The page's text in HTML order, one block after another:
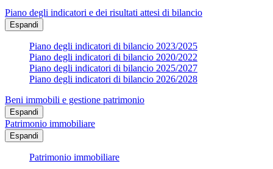
Piano degli indicatori e dei risultati attesi di bilancio
Espandi
Piano degli indicatori di bilancio 2023/2025
Piano degli indicatori di bilancio 2020/2022
Piano degli indicatori di bilancio 2025/2027
Piano degli indicatori di bilancio 2026/2028
Beni immobili e gestione patrimonio
Espandi
Patrimonio immobiliare
Espandi
Patrimonio immobiliare